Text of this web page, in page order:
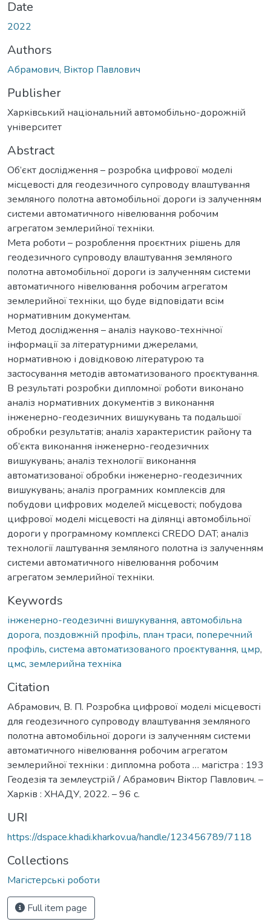
Date
2022
Authors
Абрамович, Віктор Павлович
Publisher
Харківський національний автомобільно-дорожній
університет
Abstract
Об’єкт дослідження – розробка цифрової моделі
місцевості для геодезичного супроводу влаштування
земляного полотна автомобільної дороги із залученням
системи автоматичного нівелювання робочим
агрегатом землерийної техніки.
Мета роботи – розроблення проєктних рішень для
геодезичного супроводу влаштування земляного
полотна автомобільної дороги із залученням системи
автоматичного нівелювання робочим агрегатом
землерийної техніки, що буде відповідати всім
нормативним документам.
Метод дослідження – аналіз науково-технічної
інформації за літературними джерелами,
нормативною і довідковою літературою та
застосування методів автоматизованого проєктування.
В результаті розробки дипломної роботи виконано
аналіз нормативних документів з виконання
інженерно-геодезичних вишукувань та подальшої
обробки результатів; аналіз характеристик району та
об’єкта виконання інженерно-геодезичних
вишукувань; аналіз технології виконання
автоматизованої обробки інженерно-геодезичних
вишукувань; аналіз програмних комплексів для
побудови цифрових моделей місцевості; побудова
цифрової моделі місцевості на ділянці автомобільної
дороги у програмному комплексі CREDO DAT; аналіз
технології лаштування земляного полотна із залученням
системи автоматичного нівелювання робочим
агрегатом землерийної техніки.
Keywords
інженерно-геодезичні вишукування, автомобільна
дорога, поздовжній профіль, план траси, поперечний
профіль, система автоматизованого проєктування, цмр,
цмс, землерийна техніка
Citation
Абрамович, В. П. Розробка цифрової моделі місцевості
для геодезичного супроводу влаштування земляного
полотна автомобільної дороги із залученням системи
автоматичного нівелювання робочим агрегатом
землерийної техніки : дипломна робота … магістра : 193
Геодезія та землеустрій / Абрамович Віктор Павлович. –
Харків : ХНАДУ, 2022. – 96 с.
URI
https://dspace.khadi.kharkov.ua/handle/123456789/7118
Collections
Магістерські роботи
Full item page